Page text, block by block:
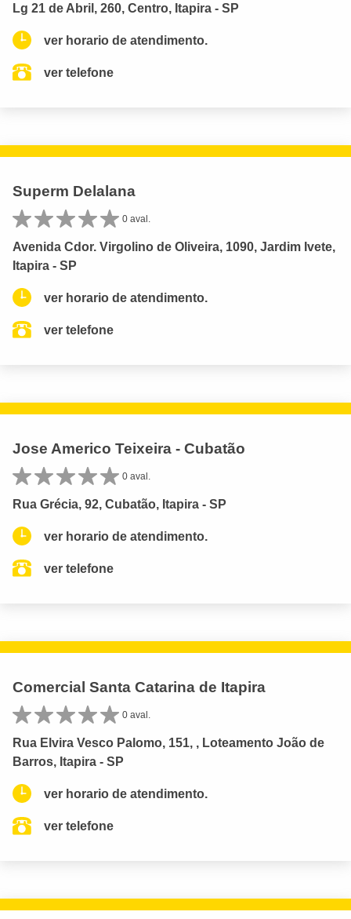
Lg 21 de Abril, 260, Centro, Itapira - SP
ver horario de atendimento.
ver telefone
Superm Delalana
0 aval.
Avenida Cdor. Virgolino de Oliveira, 1090, Jardim Ivete,
Itapira - SP
ver horario de atendimento.
ver telefone
Jose Americo Teixeira - Cubatão
0 aval.
Rua Grécia, 92, Cubatão, Itapira - SP
ver horario de atendimento.
ver telefone
Comercial Santa Catarina de Itapira
0 aval.
Rua Elvira Vesco Palomo, 151, , Loteamento João de
Barros, Itapira - SP
ver horario de atendimento.
ver telefone